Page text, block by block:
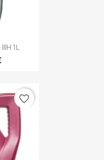
1L
favorite_border